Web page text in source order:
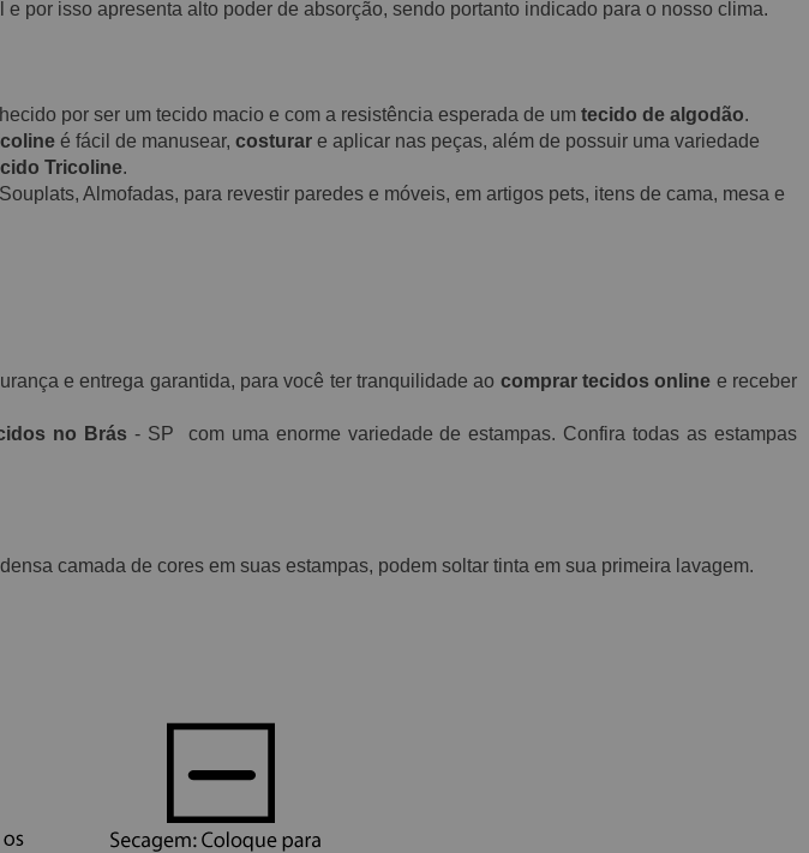
por isso apresenta alto poder de absorção, sendo portanto indicado para o nosso clima.
por ser um tecido macio e com a resistência esperada de um tecido de algodão.
é fácil de manusear, costurar e aplicar nas peças, além de possuir uma variedade
Tricoline.
Almofadas, para revestir paredes e móveis, em artigos pets, itens de cama, mesa e
e entrega garantida, para você ter tranquilidade ao comprar tecidos online e receber
no Brás- SP com uma enorme variedade de estampas. Confira todas as estampas
camada de cores em suas estampas, podem soltar tinta em sua primeira lavagem.